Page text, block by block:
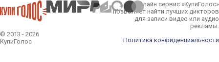
© 2013 - 2026
КупиГолос
Онлайн сервис «КупиГолос»
позволяет найти лучших дикторов
для записи видео или аудио
рекламы.
Политика конфиденциальности